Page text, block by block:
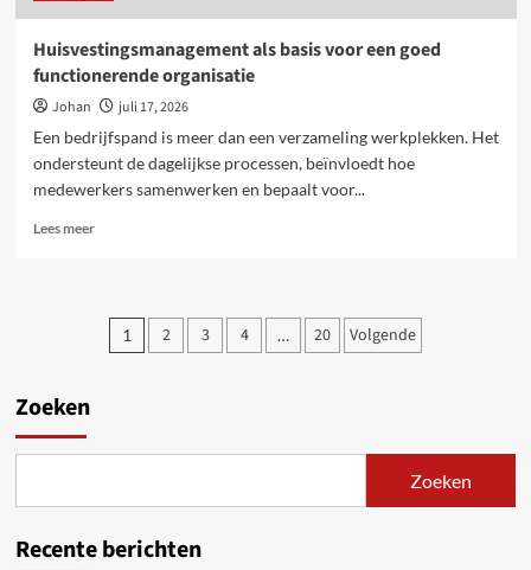
Huisvestingsmanagement als basis voor een goed
functionerende organisatie
Johan
juli 17, 2026
Een bedrijfspand is meer dan een verzameling werkplekken. Het
ondersteunt de dagelijkse processen, beïnvloedt hoe
medewerkers samenwerken en bepaalt voor...
Lees meerLees
als
basis
organisatie
Posts
1 2 3 4 … 20 Volgende
Zoeken
Zoeken
Recente berichten